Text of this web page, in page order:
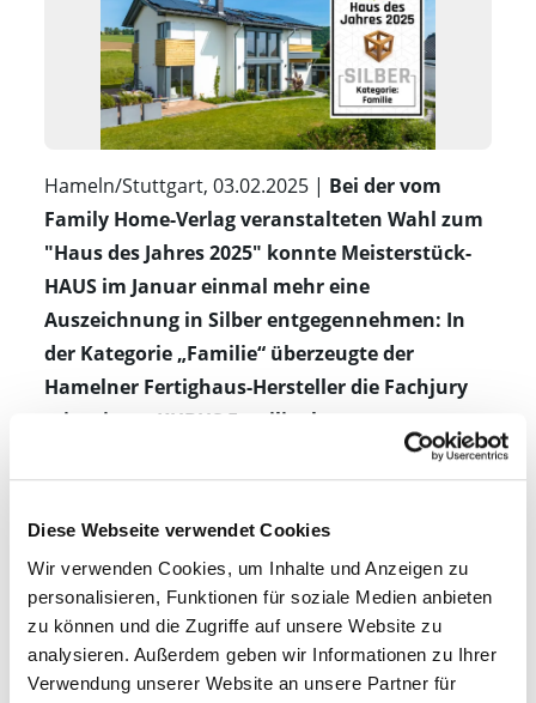
Diese Webseite verwendet Cookies
Wir verwenden Cookies, um Inhalte und Anzeigen zu
personalisieren, Funktionen für soziale Medien anbieten
zu können und die Zugriffe auf unsere Website zu
analysieren. Außerdem geben wir Informationen zu Ihrer
Verwendung unserer Website an unsere Partner für
Hameln/Stuttgart, 03.02.2025 | Bei der vom
Family Home-Verlag veranstalteten Wahl zum
"Haus des Jahres 2025" konnte Meisterstück-
HAUS im Januar einmal mehr eine
Auszeichnung in Silber entgegennehmen: In
der Kategorie „Familie“ überzeugte der
Hamelner Fertighaus-Hersteller die Fachjury
mit seinem KUBUS Familienhaus.
Bereits zum sechsten Mal kürte der Family Home
Hersteller reichten dabei insgesamt 90 Häuser
ein. In den Kategorien Klein & Fein,
Energiesparen, Familie, Ökologie, Luxus und
erstmals Zwei & Mehr wählte eine Fachjury
jeweils einen Goldgewinner sowie drei